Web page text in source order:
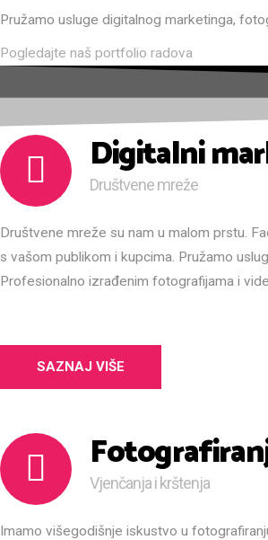
Pružamo usluge digitalnog marketinga,
Pogledajte naš portfolio radova
Digitalni
Društvene mreže
Društvene mreže su nam u malom prstu.
s vašom publikom i kupcima. Pružamo
Profesionalno izrađenim fotografijama i
SAZNAJ VIŠE
Vjenčanja i krštenja
Imamo višegodišnje iskustvo u